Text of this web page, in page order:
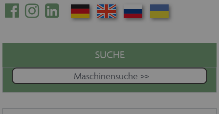
Oberfläche
Massivholz
Handling - Transportieren -
Stapeln - Verpacken etc.
Absaugen - Versorgen -
SUCHE